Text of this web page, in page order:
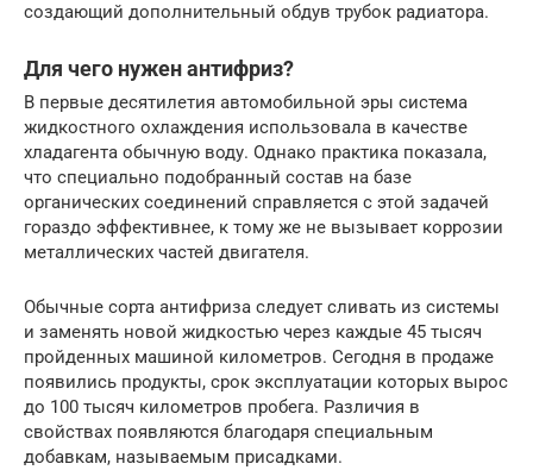
создающий дополнительный обдув трубок радиатора.
Для чего нужен антифриз?
В первые десятилетия автомобильной эры система
жидкостного охлаждения использовала в качестве
хладагента обычную воду. Однако практика показала,
что специально подобранный состав на базе
органических соединений справляется с этой задачей
гораздо эффективнее, к тому же не вызывает коррозии
металлических частей двигателя.
Обычные сорта антифриза следует сливать из системы
и заменять новой жидкостью через каждые 45 тысяч
пройденных машиной километров. Сегодня в продаже
появились продукты, срок эксплуатации которых вырос
до 100 тысяч километров пробега. Различия в
свойствах появляются благодаря специальным
добавкам, называемым присадками.